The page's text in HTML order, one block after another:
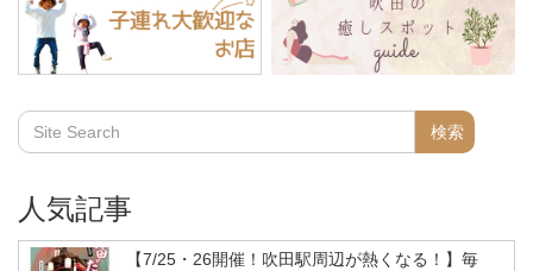
人気記事
【7/25・26開催！吹田駅周辺が熱くなる！】毎